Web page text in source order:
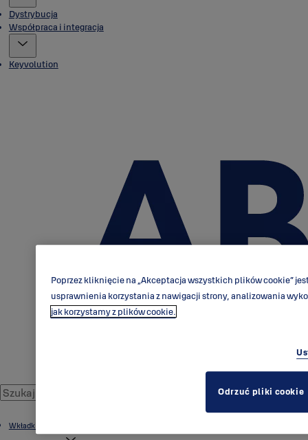
Dystrybucja
Współpraca i integracja
Keyvolution
Wkładki i cylindry
Poprzez kliknięcie na „Akceptacja wszystkich plików cookie”
usprawnienia korzystania z nawigacji strony, analizowania
jak korzystamy z plików cookie.
Odrzuć pliki cookie